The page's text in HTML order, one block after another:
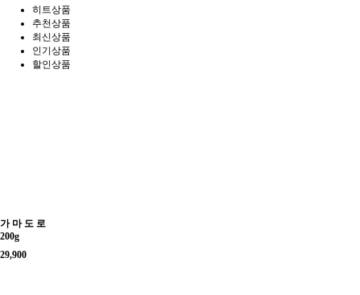
히트상품
추천상품
최신상품
인기상품
할인상품
가 마 도 로
200g
29,900